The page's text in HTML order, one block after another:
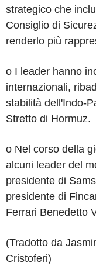
strategico che
Consiglio di
renderlo più
o I leader hanno
internazionali,
stabilità dell'Indo-
Stretto di Hormuz.
o Nel corso della
alcuni leader del
presidente di
presidente di
Ferrari Benedetto
(Tradotto da
Cristoferi)